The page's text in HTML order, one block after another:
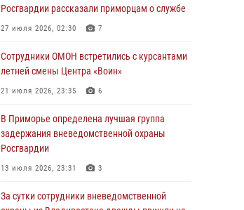
сотрудники вневедомственной охраны
обнаружили запрещенные растения
В День Крещения Руси в Князь-
Владимирском храме – Главном храме
с крестным ходом
28 июля 2026, 10:29 3
Росгвардейцы в Приморье приняли участие в
28 июля 2026, 05:39 3
Росгвардии рассказали приморцам о службе
27 июля 2026, 02:30 7
Сотрудники ОМОН встретились с курсантами
летней смены Центра «Воин»
21 июля 2026, 23:35 6
В Приморье определена лучшая группа
задержания вневедомственной охраны
Росгвардии
13 июля 2026, 23:31 3
За сутки сотрудники вневедомственной